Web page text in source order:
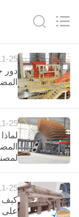
مسكن
منتجات
معلومات
عنا
جولة
في
المعمل
CO.,
LTD..
Reserved.
25
دور
25
25
على